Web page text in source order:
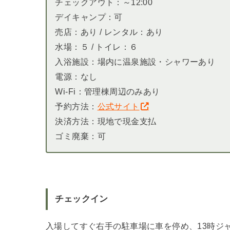
チェックアウト：～12:00
デイキャンプ：可
売店：あり / レンタル：あり
水場：５ / トイレ：６
入浴施設：場内に温泉施設・シャワーあり
電源：なし
Wi-Fi：管理棟周辺のみあり
予約方法： 公式サイト
決済方法：現地で現金支払
ゴミ廃棄：可
チェックイン
入場してすぐ右手の駐車場に車を停め、13時ジ